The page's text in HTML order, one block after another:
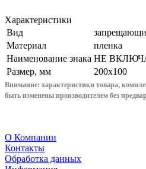
Характеристики
Вид
Материал
пленка
Наименование знака НЕ
Размер, мм
200x100
Внимание: характеристики товара,
быть изменены производителем без
О Компании
Контакты
Обработка данных